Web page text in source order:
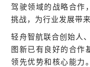
驾驶领域的战略合作
挑战，为行业发展带
轻舟智航联合创始人
图新已有良好的合作
领先优势和核心能力